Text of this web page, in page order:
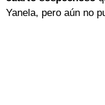
Yanela, pero aún no